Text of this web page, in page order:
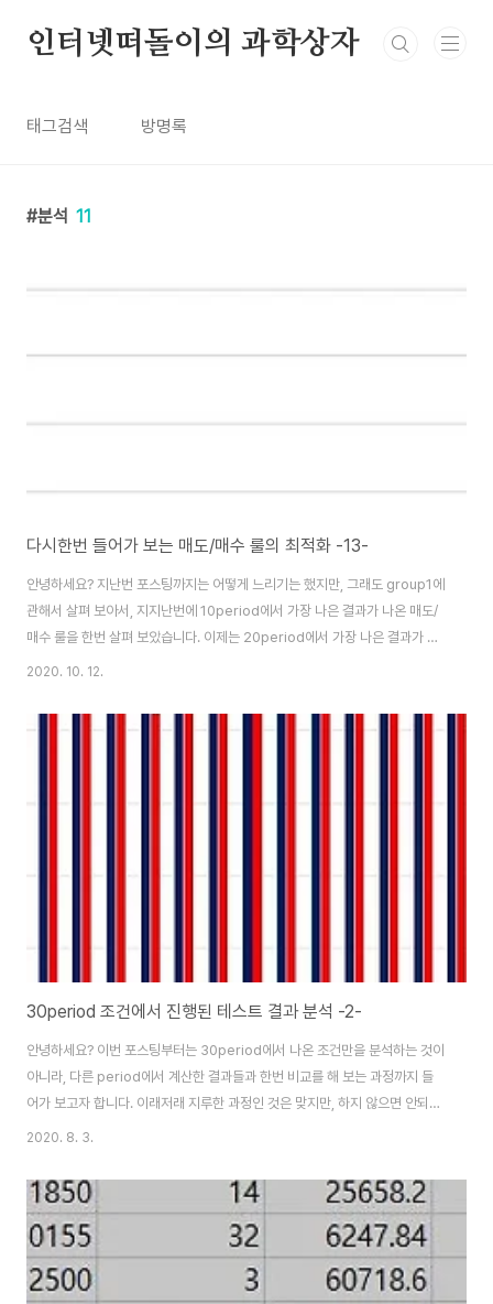
인터넷떠돌이의 과학상자
태그검색 방명록
분석 11
다시한번 들어가 보는 매도/매수 룰의 최적화 -13-
안녕하세요? 지난번 포스팅까지는 어떻게 느리기는 했지만, 그래도 group1에
관해서 살펴 보아서, 지지난번에 10period에서 가장 나은 결과가 나온 매도/
매수 룰을 한번 살펴 보았습니다. 이제는 20period에서 가장 나은 결과가 나
온 group2를 가지고서 한번 매도/매수 룰을 최적화 해 보고자 합니다. 먼저
서 그 결과를 하나하나 정리해서 어떻게 할 수 있도록 만들어 보도록 합니다. 그
2020. 10. 12.
30period 조건에서 진행된 테스트 결과 분석 -2-
안녕하세요? 이번 포스팅부터는 30period에서 나온 조건만을 분석하는 것이
아니라, 다른 period에서 계산한 결과들과 한번 비교를 해 보는 과정까지 들
어가 보고자 합니다. 이래저래 지루한 과정인 것은 맞지만, 하지 않으면 안되는
것이기도 한 것이, 일단 이걸 하지 않으면, 아무것도 되지 않기 때문에, 거치기
이익의 평균과 손해에 대해서 한번 비교를 해보기는 했는데, 문제는 시작 자금
을 제외하지 않았기 때문에, 이걸 그대로 사용할 수는 없습니다. 그래서 한번 초
기 자본금을 빼고서 한번 계산을 해 보았는데, 상황이 심각하기는 심각합니다.
이익이 얼마 나오지 않았는데, 손해는 상당히 많이 나오고 있는 상황인 것은 똑
같습니다. ..
2020. 8. 3.